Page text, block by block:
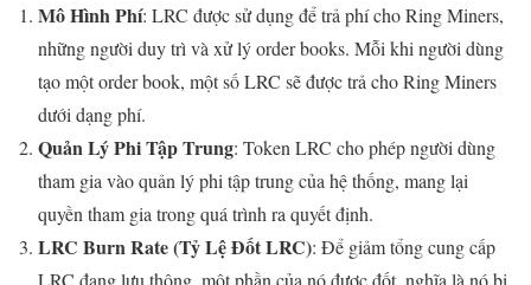
Mô Hình Phí: LRC được sử dụng để trả phí cho Ring Miners,
những người duy trì và xử lý order books. Mỗi khi người dùng
tạo một order book, một số LRC sẽ được trả cho Ring Miners
dưới dạng phí.
Quản Lý Phi Tập Trung: Token LRC cho phép người dùng
tham gia vào quản lý phi tập trung của hệ thống, mang lại
quyền tham gia trong quá trình ra quyết định.
LRC Burn Rate (Tỷ Lệ Đốt LRC): Để giảm tổng cung cấp